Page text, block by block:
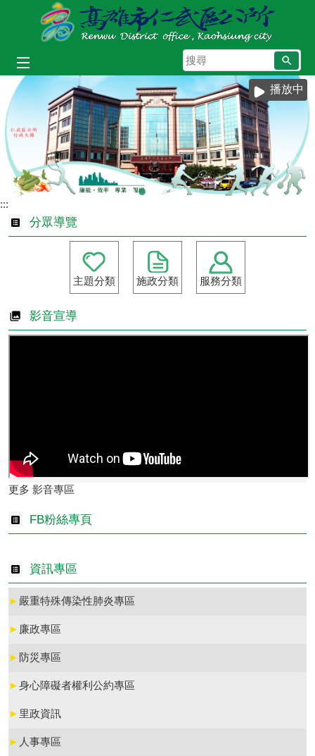
跳到主要內容區塊
搜
尋
播放中
:::
分眾導覽
主題分類 施政分類 服務分類
影音宣導
更多 影音專區
FB粉絲專頁
資訊專區
► 嚴重特殊傳染性肺炎專區
► 廉政專區
► 防災專區
►身心障礙者權利公約專區
► 里政資訊
► 人事專區